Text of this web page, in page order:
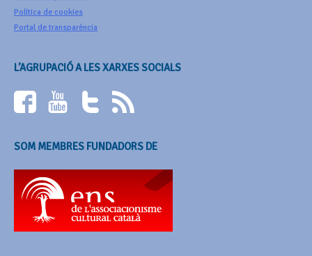
Política de cookies
Portal de transparència
L’AGRUPACIÓ A LES XARXES SOCIALS
SOM MEMBRES FUNDADORS DE